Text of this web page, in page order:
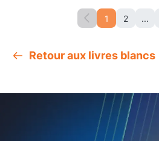
1 2 ...
Retour aux livres blancs